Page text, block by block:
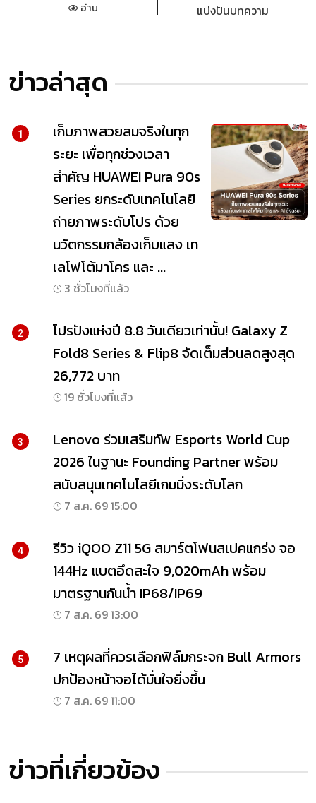
อ่าน แบ่งปันบทความ
ข่าวล่าสุด
1
เก็บภาพสวยสมจริงในทุก
ระยะ เพื่อทุกช่วงเวลา
สำคัญ HUAWEI Pura 90s
Series ยกระดับเทคโนโลยี
ถ่ายภาพระดับโปร ด้วย
นวัตกรรมกล้องเก็บแสง เท
เลโฟโต้มาโคร และ ...
3 ชั่วโมงที่แล้ว
2
โปรปังแห่งปี 8.8 วันเดียวเท่านั้น! Galaxy Z
Fold8 Series & Flip8 จัดเต็มส่วนลดสูงสุด
26,772 บาท
19 ชั่วโมงที่แล้ว
3
Lenovo ร่วมเสริมทัพ Esports World Cup
2026 ในฐานะ Founding Partner พร้อม
สนับสนุนเทคโนโลยีเกมมิ่งระดับโลก
7 ส.ค. 69 15:00
4
รีวิว iQOO Z11 5G สมาร์ตโฟนสเปคแกร่ง จอ
144Hz แบตอึดสะใจ 9,020mAh พร้อม
มาตรฐานกันน้ำ IP68/IP69
7 ส.ค. 69 13:00
5
7 เหตุผลที่ควรเลือกฟิล์มกระจก Bull Armors
ปกป้องหน้าจอได้มั่นใจยิ่งขึ้น
7 ส.ค. 69 11:00
ข่าวที่เกี่ยวข้อง